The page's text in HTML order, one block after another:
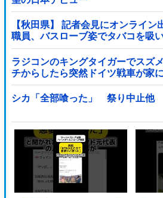
【秋田県】 記者会見にオンライン
職員、バスローブ姿でタバコを吸
取りへ
ラジコンのキングタイガーでスズ
チからしたら突然ドイツ戦車が家
の反応】
シカ「全部喰った」 祭り中止他